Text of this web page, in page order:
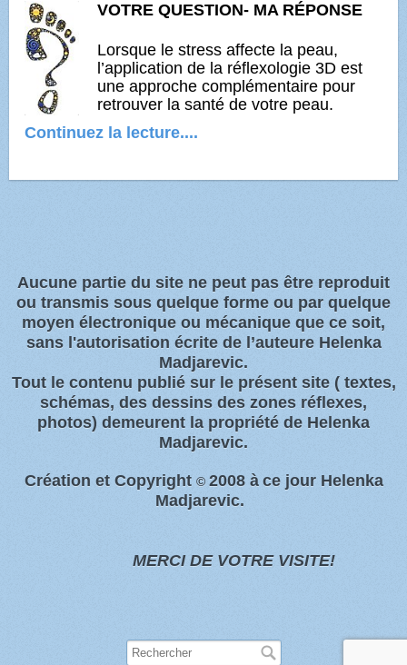
VOTRE QUESTION- MA RÉPONSE
Lorsque le stress affecte la peau,
l’application de la réflexologie 3D est
une approche complémentaire pour
retrouver la santé de votre peau.
Continuez la lecture....
Aucune partie du site ne peut pas être reproduit
ou transmis sous quelque forme ou par quelque
moyen électronique ou mécanique que ce soit,
sans l'autorisation écrite de l’auteure Helenka
Madjarevic.
Tout l e contenu publié sur le présent site( textes,
schémas, des dessins des zones réflexes,
photos) demeurent la propriété de Helenka
Madjarevic.
Création et Copyright © 2008 à ce jour Helenka
Madjarevic.
MERCI DE VOTRE VISITE!